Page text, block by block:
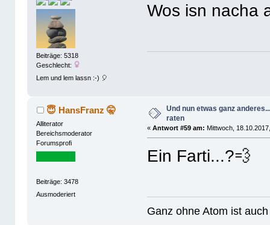
Beiträge: 5318
Geschlecht:
Lem und lem lassn :-) 🎈
Wos isn nacha
😇 HansFranz 🤫
Alliterator
Bereichsmoderator
Forumsprofi
Beiträge: 3478
Ausmoderiert
Und nun etwas ganz
raten
«Antwort #59 am: Mittwoch,
Ein Farti...?💨
Ganz ohne Atom ist